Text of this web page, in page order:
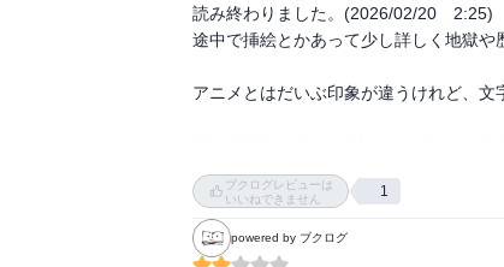
読み終わりました。(2026/02/20　2:25)
途中で挿絵とかあって少し詳しく地獄や
アニメとはだいぶ印象が違うけれど、文
ど、コミックもとても楽しい。続けて読
ブクログレビューは
いいねできません
1
powered by ブクログ